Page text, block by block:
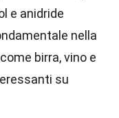
e anidride
nella
birra, vino e
su